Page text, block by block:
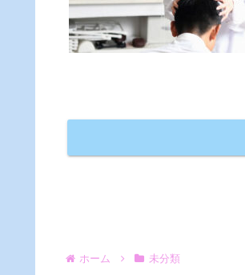
ホーム 未分類